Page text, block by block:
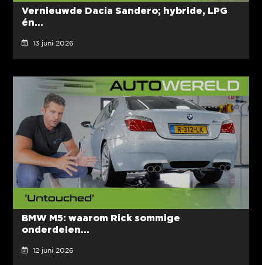
Vernieuwde Dacia Sandero; hybride, LPG
én...
13 juni 2026
BMW M5: waarom Rick sommige
onderdelen...
12 juni 2026